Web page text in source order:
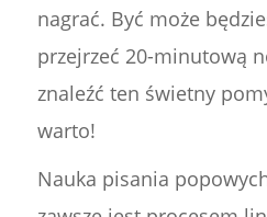
nagrać. Być może
przejrzeć 20-minutową
znaleźć ten świetny
warto!
Nauka pisania